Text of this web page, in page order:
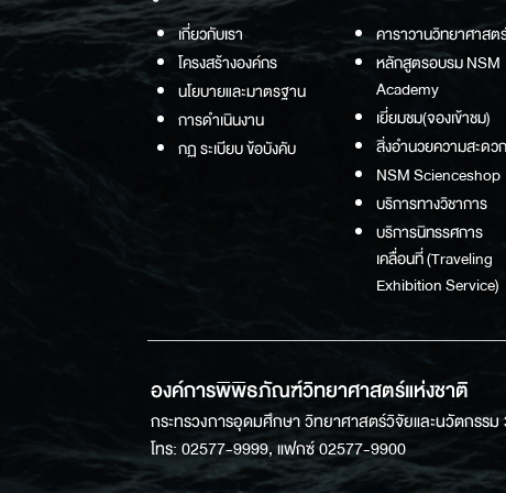
เกี่ยวกับเรา
โครงสร้างองค์กร
นโยบายและมาตรฐาน
การดำเนินงาน
กฏ ระเบียบ ข้อบังคับ
คาราวานวิทยาศาสต
หลักสูตรอบรม NSM
Academy
เยี่ยมชม(จองเข้าชม)
สิ่งอำนวยความสะดวก
NSM Scienceshop
บริการทางวิชาการ
บริการนิทรรศการ
เคลื่อนที่ (Traveling
Exhibition Service)
องค์การพิพิธภัณฑ์วิทยาศาสตร์แห่งชาติ
กระทรวงการอุดมศึกษา วิทยาศาสตร์วิจัยและนวัตกร
โทร: 02577-9999, แฟกซ์ 02577-9900